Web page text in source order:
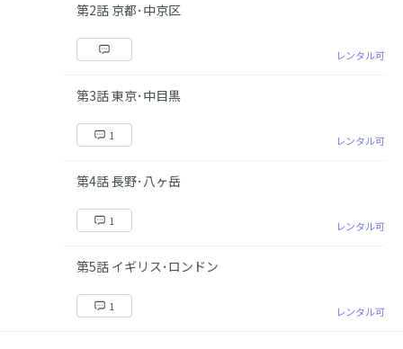
第2話 京都･中京区
レンタル可
第3話 東京･中目黒
1 レンタル可
第4話 長野･八ヶ岳
1 レンタル可
第5話 イギリス･ロンドン
1 レンタル可